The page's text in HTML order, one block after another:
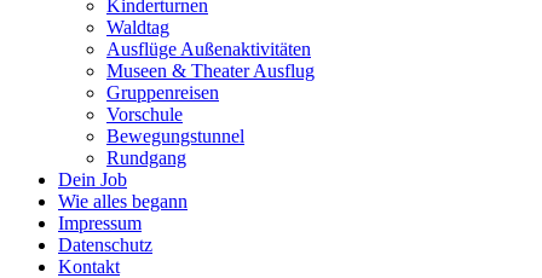
Kinderturnen
Waldtag
Ausflüge Außenaktivitäten
Museen & Theater Ausflug
Gruppenreisen
Vorschule
Bewegungstunnel
Rundgang
Dein Job
Wie alles begann
Impressum
Datenschutz
Kontakt